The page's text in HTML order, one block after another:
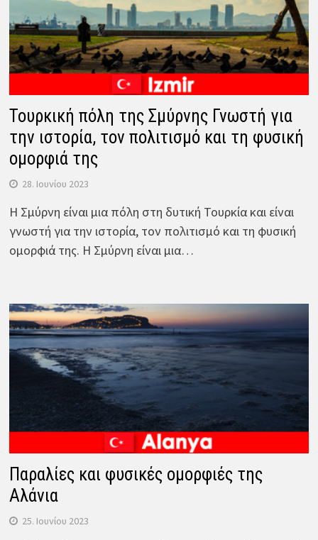
Τουρκική πόλη της Σμύρνης Γνωστή για
την ιστορία, τον πολιτισμό και τη φυσική
ομορφιά της
28. Ιουνίου 2023
Η Σμύρνη είναι μια πόλη στη δυτική Τουρκία και είναι
γνωστή για την ιστορία, τον πολιτισμό και τη φυσική
ομορφιά της. Η Σμύρνη είναι μια…
Παραλίες και φυσικές ομορφιές της
Αλάνια
25. Ιουνίου 2023